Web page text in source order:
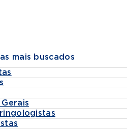
mais buscados